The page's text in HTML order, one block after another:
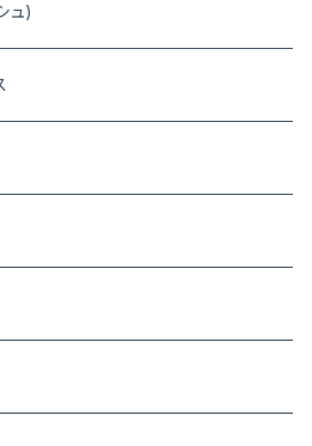
ュ)